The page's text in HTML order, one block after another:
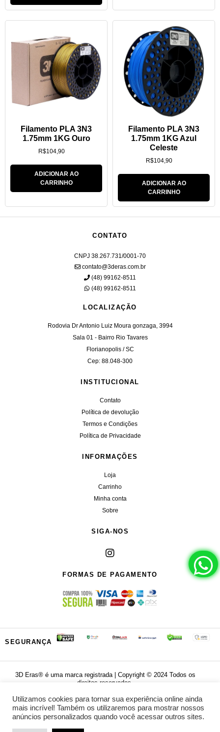
Filamento PLA 3N3
1.75mm 1KG Ouro
R$104,90
ADICIONAR AO
CARRINHO
Filamento PLA 3N3
1.75mm 1KG Azul
Celeste
R$104,90
ADICIONAR AO
CARRINHO
CONTATO
CNPJ 38.267.731/0001-70
contato@3deras.com.br
(48) 99162-8511
(48) 99162-8511
LOCALIZAÇÃO
Rodovia Dr Antonio Luiz Moura gonzaga, 3994
Sala 01 - Bairro Rio Tavares
Florianopolis / SC
Cep: 88.048-300
INSTITUCIONAL
Contato
Política de devolução
Termos e Condições
Política de Privacidade
INFORMAÇÕES
Loja
Carrinho
Minha conta
Sobre
SIGA-NOS
FORMAS DE PAGAMENTO
SEGURANÇA
3D Eras®️ é uma marca registrada | Copyright ©️ 2024 Todos os
direitos reservados.
Powered by
Utilizamos cookies para tornar sua experiência online ainda
mais incrível! Também os utilizaremos para mostrar nossos
anúncios personalizados quando você acessar outros sites.